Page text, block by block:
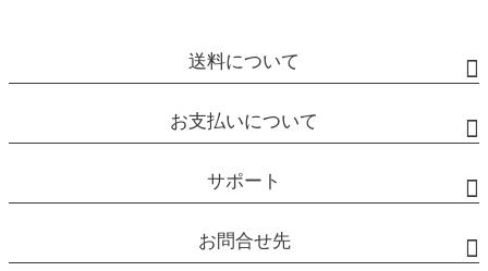
送料について
お支払いについて
サポート
お問合せ先